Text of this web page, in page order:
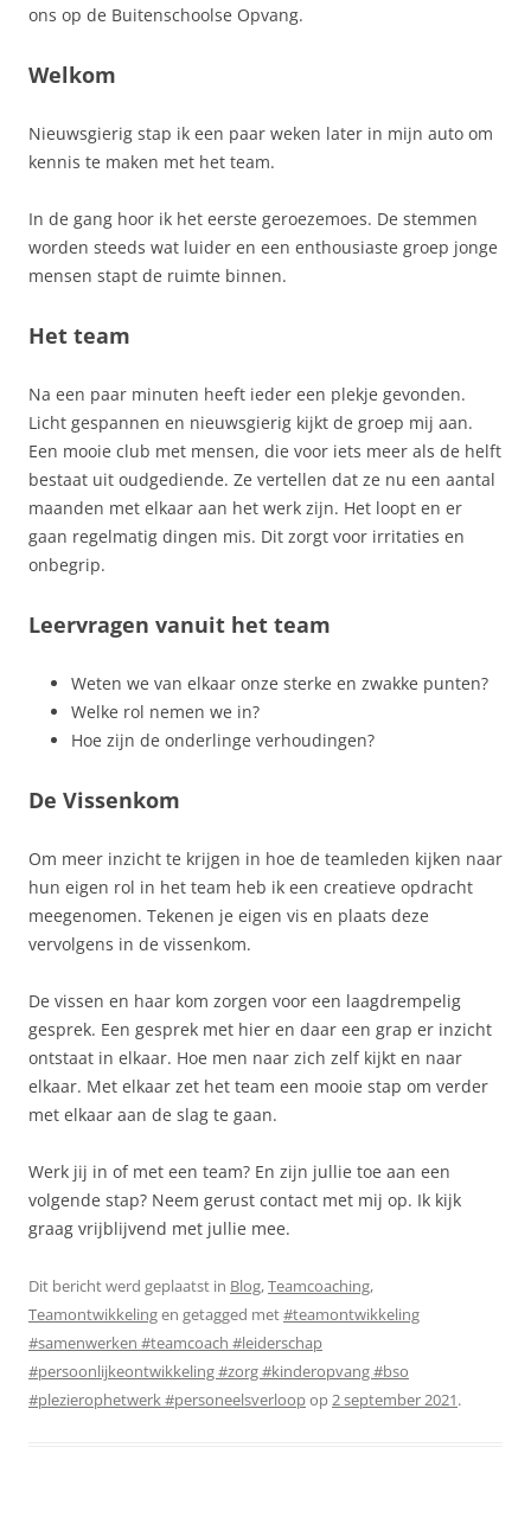
ons op de Buitenschoolse Opvang.
Welkom
Nieuwsgierig stap ik een paar weken later in mijn auto om
kennis te maken met het team.
In de gang hoor ik het eerste geroezemoes. De stemmen
worden steeds wat luider en een enthousiaste groep jonge
mensen stapt de ruimte binnen.
Het team
Na een paar minuten heeft ieder een plekje gevonden.
Licht gespannen en nieuwsgierig kijkt de groep mij aan.
Een mooie club met mensen, die voor iets meer als de helft
bestaat uit oudgediende. Ze vertellen dat ze nu een aantal
maanden met elkaar aan het werk zijn. Het loopt en er
gaan regelmatig dingen mis. Dit zorgt voor irritaties en
onbegrip.
Leervragen vanuit het team
Weten we van elkaar onze sterke en zwakke punten?
Welke rol nemen we in?
Hoe zijn de onderlinge verhoudingen?
De Vissenkom
Om meer inzicht te krijgen in hoe de teamleden kijken naar
hun eigen rol in het team heb ik een creatieve opdracht
meegenomen. Tekenen je eigen vis en plaats deze
vervolgens in de vissenkom.
De vissen en haar kom zorgen voor een laagdrempelig
gesprek. Een gesprek met hier en daar een grap er inzicht
ontstaat in elkaar. Hoe men naar zich zelf kijkt en naar
elkaar. Met elkaar zet het team een mooie stap om verder
met elkaar aan de slag te gaan.
Werk jij in of met een team? En zijn jullie toe aan een
volgende stap? Neem gerust contact met mij op. Ik kijk
graag vrijblijvend met jullie mee.
Dit bericht werd geplaatst in Blog,Teamcoaching,
Teamontwikkelingen getagged met#teamontwikkeling
#samenwerken #teamcoach #leiderschap
#persoonlijkeontwikkeling #zorg #kinderopvang #bso
#plezierophetwerk #personeelsverloopop2 september 2021.